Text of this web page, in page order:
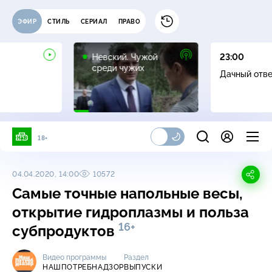
ЭФИР СТИЛЬ СЕРИАЛ ПРАВО
Невский. Чужой
среди чужих
16+
23:00
Дачный
18+
04.04.2020, 14:00 10572
Самые точные напольные весы,
открытие гидроплазмы и польза
субпродуктов 16+
Видео программы
НАШПОТРЕБНАДЗОР
Раздел
ВЫПУСКИ